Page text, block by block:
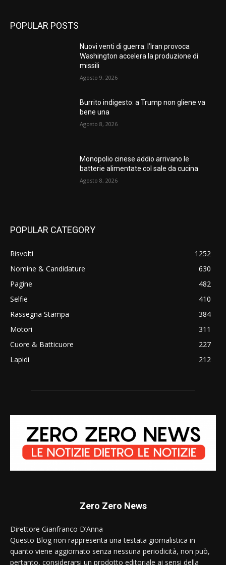
POPULAR POSTS
Nuovi venti di guerra: l’Iran provoca
Washington accelera la produzione di
missili
Agosto 9, 2026
Burrito indigesto: a Trump non gliene va
bene una
Agosto 8, 2026
Monopolio cinese addio arrivano le
batterie alimentate col sale da cucina
Agosto 8, 2026
POPULAR CATEGORY
Risvolti
1252
Nomine & Candidature
630
Pagine
482
Selfie
410
Rassegna Stampa
384
Motori
311
Cuore & Batticuore
227
Lapidi
212
Zero Zero News
Direttore Gianfranco D’Anna
Questo Blog non rappresenta una testata giornalistica in
quanto viene aggiornato senza nessuna periodicità, non può,
pertanto, considerarsi un prodotto editoriale ai sensi della